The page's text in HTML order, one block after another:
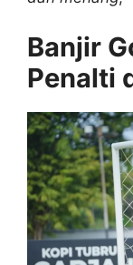
Banjir
Penalti